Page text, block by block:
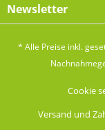
Newsletter
* Alle Preise inkl.
Cookie
Versand und